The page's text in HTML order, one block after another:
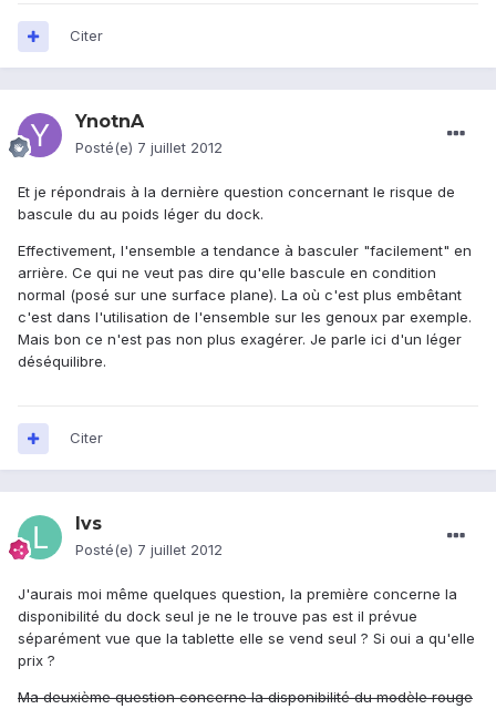
Citer
YnotnA
Posté(e) 7 juillet 2012
Et je répondrais à la dernière question concernant le risque de
bascule du au poids léger du dock.
Effectivement, l'ensemble a tendance à basculer "facilement" en
arrière. Ce qui ne veut pas dire qu'elle bascule en condition
normal (posé sur une surface plane). La où c'est plus embêtant
c'est dans l'utilisation de l'ensemble sur les genoux par exemple.
Mais bon ce n'est pas non plus exagérer. Je parle ici d'un léger
déséquilibre.
Citer
lvs
Posté(e) 7 juillet 2012
J'aurais moi même quelques question, la première concerne la
disponibilité du dock seul je ne le trouve pas est il prévue
séparément vue que la tablette elle se vend seul ? Si oui a qu'elle
prix ?
Ma deuxième question concerne la disponibilité du modèle rouge